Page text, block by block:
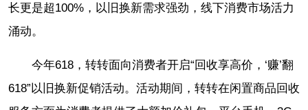
长更是超100%，以旧换新需求强劲，线下消费市场活力
涌动。
今年618，转转面向消费者开启“回收享高价，‘赚’翻
618”以旧换新促销活动。活动期间，转转在闲置商品回收